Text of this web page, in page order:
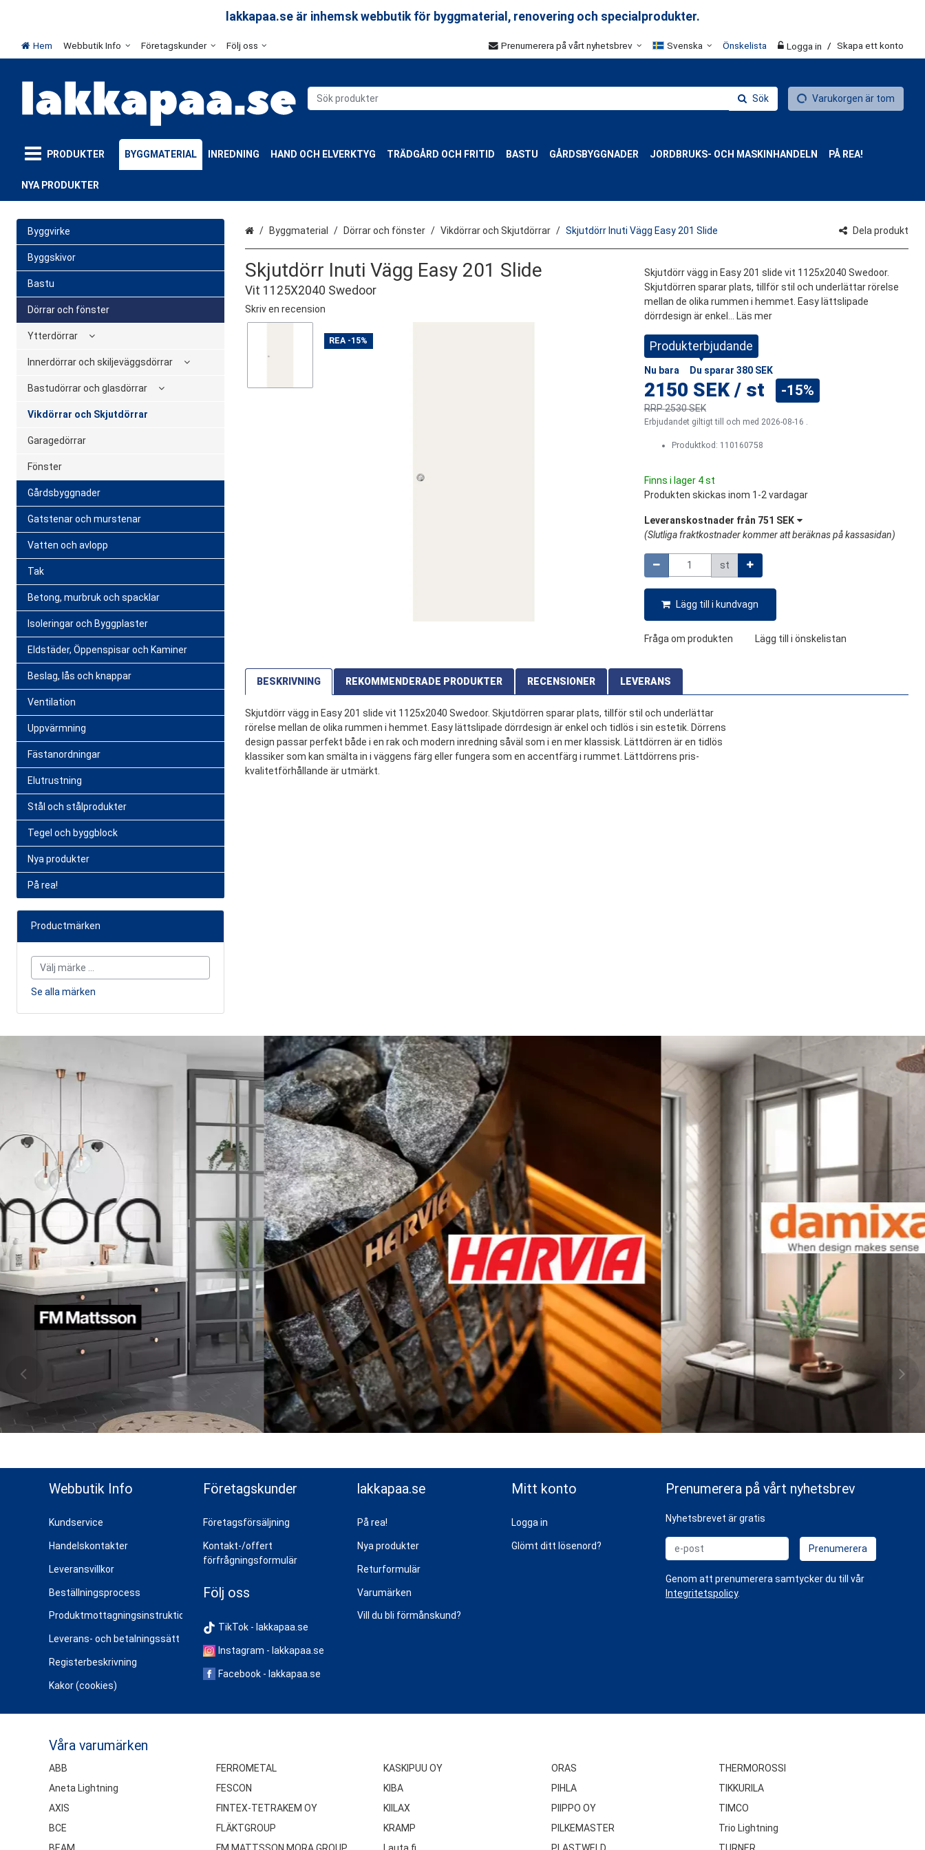
lakkapaa.se är inhemsk webbutik för byggmaterial, renovering och specialprodukter.
Hem Webbutik Info Företagskunder Följ oss Prenumerera på vårt nyhetsbrev Svenska Önskelista Logga in / Skapa ett konto
Sök Varukorgen är tom
PRODUKTER BYGGMATERIAL INREDNING HAND OCH ELVERKTYG TRÄDGÅRD OCH FRITID BASTU GÅRDSBYGGNADER JORDBRUKS- OCH MASKINHANDELN PÅ REA!
NYA PRODUKTER
Byggvirke
Byggskivor
Bastu
Dörrar och fönster
Ytterdörrar
Innerdörrar och skiljeväggsdörrar
Bastudörrar och glasdörrar
Vikdörrar och Skjutdörrar
Garagedörrar
Fönster
Gårdsbyggnader
Gatstenar och murstenar
Vatten och avlopp
Tak
Betong, murbruk och spacklar
Isoleringar och Byggplaster
Eldstäder, Öppenspisar och Kaminer
Beslag, lås och knappar
Ventilation
Uppvärmning
Fästanordningar
Elutrustning
Stål och stålprodukter
Tegel och byggblock
Nya produkter
På rea!
Productmärken
Se alla märken
Dela produkt
HemByggmaterial Dörrar och fönster Vikdörrar och Skjutdörrar Skjutdörr Inuti Vägg Easy 201 Slide
Skjutdörr Inuti Vägg Easy 201 Slide
Vit 1125X2040 Swedoor
Skriv en recension
REA -15%
Skjutdörr vägg in Easy 201 slide vit 1125x2040 Swedoor.
Skjutdörren sparar plats, tillför stil och underlättar rörelse
mellan de olika rummen i hemmet. Easy lättslipade
dörrdesign är enkel... Läs mer
Produkterbjudande
Nu bara Du sparar 380 SEK
2150 SEK / st
RRP2530 SEK
-15%
Erbjudandet giltigt till och med 2026-08-16 .
Produktkod: 110160758
Finns i lager 4 st
Produkten skickas inom 1-2 vardagar
Leveranskostnader från 751 SEK
(Slutliga fraktkostnader kommer att beräknas på kassasidan)
Mängd
st
Lägg till i kundvagn
Fråga om produkten Lägg till i önskelistan
BESKRIVNING REKOMMENDERADE PRODUKTER RECENSIONER LEVERANS
Skjutdörr vägg in Easy 201 slide vit 1125x2040 Swedoor. Skjutdörren sparar plats, tillför stil och underlättar
rörelse mellan de olika rummen i hemmet. Easy lättslipade dörrdesign är enkel och tidlös i sin estetik. Dörrens
design passar perfekt både i en rak och modern inredning såväl som i en mer klassisk. Lättdörren är en tidlös
klassiker som kan smälta in i väggens färg eller fungera som en accentfärg i rummet. Lättdörrens pris-
kvalitetförhållande är utmärkt.
Slide 1125/95 Swedoor skjutdörrskarm är
den perfekta dörrlösningen för den
minimalistiska inredaren, eftersom den
öppna dörren döljs inuti väggen och...
(0)
5470 SEK /st 6435 SEK
Finns i lager 2 st
st
JW Slide 1125/66 Swedoor
skjutdörrsstomme är den perfekta
dörrlösningen för en minimalistisk
inredning, då den öppnade dörren döljs
inuti väggen och...
(0)
4675 SEK /st
Finns i lager 2 st
Mängd
Skicka recension
Webbutik Info
Kundservice
Handelskontakter
Leveransvillkor
Beställningsprocess
Produktmottagningsinstruktioner
Leverans- och betalningssätt
Registerbeskrivning
Kakor (cookies)
Företagskunder
Företagsförsäljning
Kontakt-/offert
förfrågningsformulär
Följ oss
TikTok - lakkapaa.se
Instagram - lakkapaa.se
Facebook - lakkapaa.se
lakkapaa.se
På rea!
Nya produkter
Returformulär
Varumärken
Vill du bli förmånskund?
Mitt konto
Logga in
Glömt ditt lösenord?
Prenumerera på vårt nyhetsbrev
Nyhetsbrevet är gratis
e-post Prenumerera
Genom att prenumerera samtycker du till vår
Integritetspolicy.
Våra varumärken
ABB
Aneta Lightning
AXIS
BCE
BEAM
FERROMETAL
FESCON
FINTEX-TETRAKEM OY
FLÄKTGROUP
FM MATTSSON MORA GROUP
KASKIPUU OY
KIBA
KIILAX
KRAMP
Lauta.fi
ORAS
PIHLA
PIIPPO OY
PILKEMASTER
PLASTWELD
THERMOROSSI
TIKKURILA
TIMCO
Trio Lightning
TURNER